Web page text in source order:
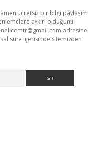
ücretsiz bir bilgi paylaşım
aykırı olduğunu
adresine
süre içerisinde sitemizden